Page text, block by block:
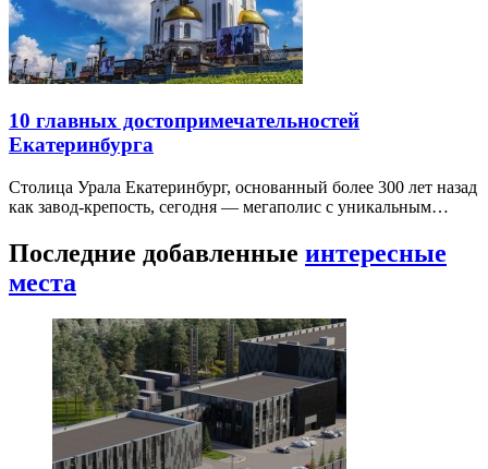
10 главных достопримечательностей
Екатеринбурга
Столица Урала Екатеринбург, основанный более 300 лет назад
как завод-крепость, сегодня — мегаполис с уникальным…
Последние добавленные интересные
места